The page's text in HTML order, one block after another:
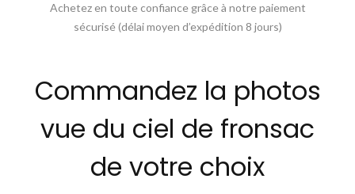
Achetez en toute confiance grâce à notre paiement
sécurisé (délai moyen d’expédition 8 jours)
Commandez la photos
vue du ciel de fronsac
de votre choix